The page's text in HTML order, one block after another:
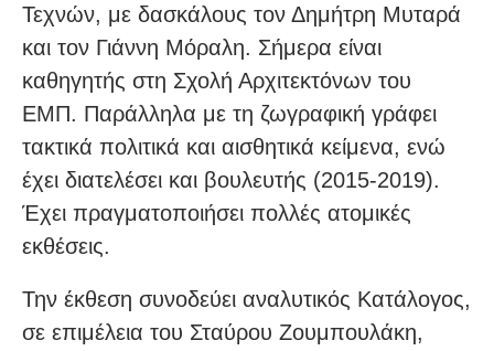
Τεχνών, με δασκάλους τον Δημήτρη Μυταρά
και τον Γιάννη Μόραλη. Σήμερα είναι
καθηγητής στη Σχολή Αρχιτεκτόνων του
ΕΜΠ. Παράλληλα με τη ζωγραφική γράφει
τακτικά πολιτικά και αισθητικά κείμενα, ενώ
έχει διατελέσει και βουλευτής (2015-2019).
Έχει πραγματοποιήσει πολλές ατομικές
εκθέσεις.
Την έκθεση συνοδεύει αναλυτικός Κατάλογος,
σε επιμέλεια του Σταύρου Ζουμπουλάκη,